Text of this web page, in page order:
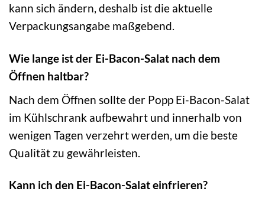
kann sich ändern, deshalb ist die aktuelle
Verpackungsangabe maßgebend.
Wie lange ist der Ei-Bacon-Salat nach dem
Öffnen haltbar?
Nach dem Öffnen sollte der Popp Ei-Bacon-Salat
im Kühlschrank aufbewahrt und innerhalb von
wenigen Tagen verzehrt werden, um die beste
Qualität zu gewährleisten.
Kann ich den Ei-Bacon-Salat einfrieren?